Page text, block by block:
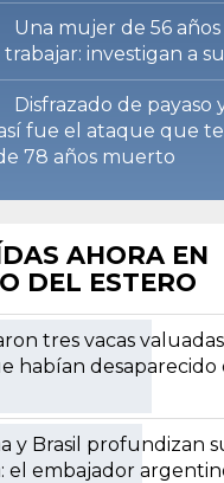
Una mujer de 56
investigan a
Disfrazado de payaso
fue el ataque que
78 años muerto
AHORA EN
DEL ESTERO
tres vacas
habían desaparecido
y Brasil profundizan
el embajador